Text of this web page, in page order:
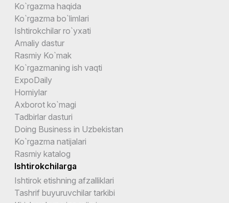
Ko`rgazma haqida
Ko`rgazma bo`limlari
Ishtirokchilar ro`yxati
Amaliy dastur
Rasmiy Ko`mak
Ko`rgazmaning ish vaqti
ExpoDaily
Homiylar
Axborot ko`magi
Tadbirlar dasturi
Doing Business in Uzbekistan
Ko`rgazma natijalari
Rasmiy katalog
Ishtirokchilarga
Ishtirok etishning afzalliklari
Tashrif buyuruvchilar tarkibi